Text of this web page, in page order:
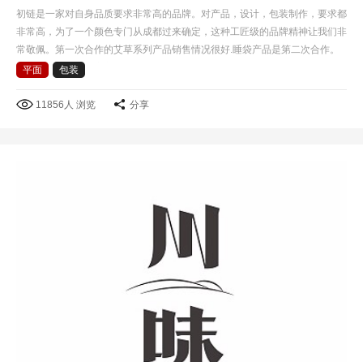
初链是一家对自身品质要求非常高的品牌。对产品，设计，包装制作，要求都
非常高，为了一个颜色专门从成都过来确定，这种工匠级的品牌精神让我们非
常敬佩。第一次合作的艾草系列产品销售情况很好.睡袋产品是第二次合作。
这次选择了睡袋包裹方式作为产品包装创意的出发点，把睡…
平面 包装
11856人 浏览 分享